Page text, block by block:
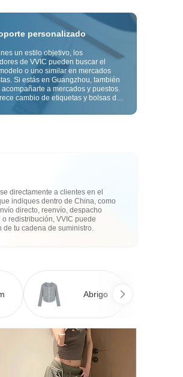
personalizado
un estilo objetivo, los
de VVIC pueden buscar el
o uno similar en mercados
Si estás en Guangzhou, también
a mercados y puestos.
cambio de etiquetas y bolsas de
muestra, para que tu compra sea
directamente a clientes en el
indiques dentro de China, como
directo, reenvío, despacho
redistribución, VVIC puede
tu cadena de suministro.
Abrigo